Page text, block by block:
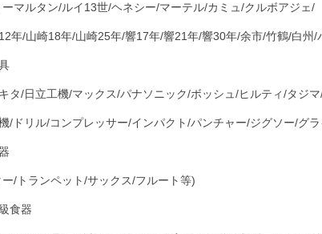
ーマルタン/ルイ13世/ヘネシー/マーテル/カミュ/クルボアジェ/
年/山崎18年/山崎25年/響17年/響21年/響30年/余市/竹鶴/白州/
キタ/日立工機/マックス/パナソニック/ボッシュ/ヒルティ/タジ
/ドリル/コンプレッサー/インパクト/パンチャー/ジグソー/グラ
ー/トランペット/サックス/フルート等)
食器